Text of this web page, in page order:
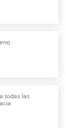
todas las